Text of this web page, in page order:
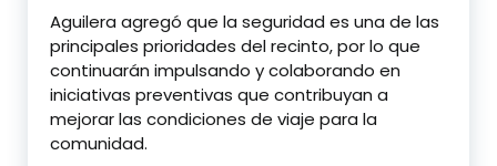
Aguilera agregó que la seguridad es una de las
principales prioridades del recinto, por lo que
continuarán impulsando y colaborando en
iniciativas preventivas que contribuyan a
mejorar las condiciones de viaje para la
comunidad.